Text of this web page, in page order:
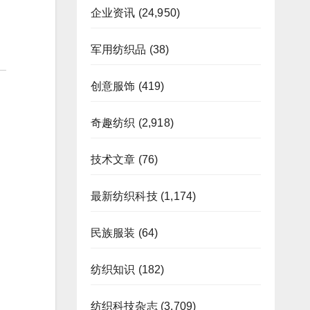
企业资讯 (24,950)
军用纺织品 (38)
创意服饰 (419)
奇趣纺织 (2,918)
技术文章 (76)
最新纺织科技(1,174)
民族服装 (64)
纺织知识 (182)
纺织科技杂志(3,709)